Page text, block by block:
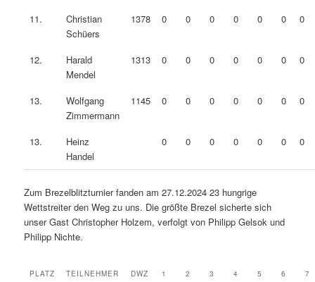
11.
Christian
Schüers
1378 0 0 0 0 0 0 0
12.
Harald
Mendel
1313 0 0 0 0 0 0 0
13.
Wolfgang
Zimmermann
1145 0 0 0 0 0 0 0
13.
Heinz
Handel
0 0 0 0 0 0 0
Zum Brezelblitzturnier fanden am 27.12.2024 23 hungrige
Wettstreiter den Weg zu uns. Die größte Brezel sicherte sich
unser Gast Christopher Holzem, verfolgt von Philipp Gelsok und
Philipp Nichte.
PLATZ TEILNEHMER DWZ 1 2 3 4 5 6 7